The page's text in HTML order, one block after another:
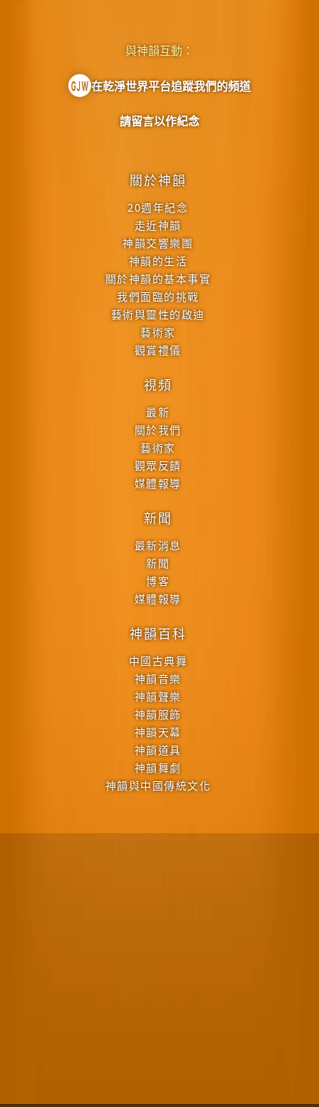
關於神韻
20週年紀念
走近神韻
神韻交響樂團
神韻的生活
關於神韻的基本事實
我們面臨的挑戰
藝術與靈性的啟迪
藝術家
觀賞禮儀
視頻
最新
關於我們
藝術家
觀眾反饋
媒體報導
新聞
最新消息
新聞
博客
媒體報導
神韻百科
中國古典舞
神韻音樂
神韻聲樂
神韻服飾
神韻天幕
神韻道具
神韻舞劇
神韻與中國傳統文化
與神韻互動：
在乾淨世界平台追蹤我們的頻道
請留言以作紀念